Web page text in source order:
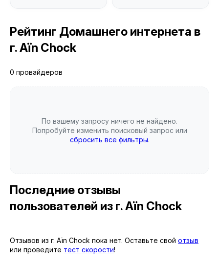
Рейтинг Домашнего интернета в
г. Aïn Chock
0 провайдеров
По вашему запросу ничего не найдено.
Попробуйте изменить поисковый запрос или
сбросить все фильтры.
Последние отзывы
пользователей из г. Aïn Chock
Отзывов из г. Aïn Chock пока нет. Оставьте свой отзыв
или проведите тест скорости!